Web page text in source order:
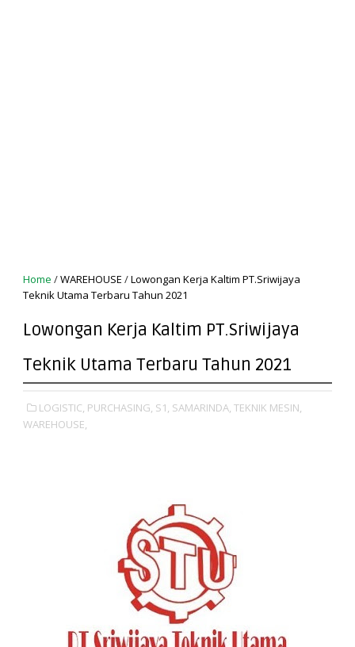
Home /WAREHOUSE /Lowongan Kerja Kaltim PT.Sriwijaya
Teknik Utama Terbaru Tahun 2021
Lowongan Kerja Kaltim PT.Sriwijaya
Teknik Utama Terbaru Tahun 2021
LOGISTIC, PURCHASING, S1, SAMARINDA, TEKNIK MESIN,
WAREHOUSE,